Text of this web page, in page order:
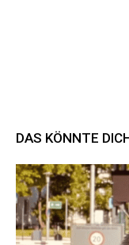
DAS KÖNNTE